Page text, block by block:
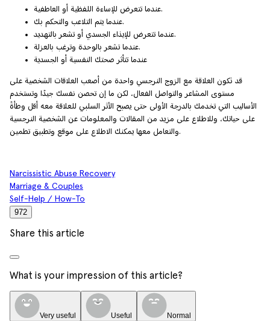
عندما تتعرض للإساءة اللفظية أو العاطفية.
عندما يتم التلاعب والتحكم بك.
عندما تتعرض للإيذاء الجسدي أو تشعر بالتهديد.
عندما تشعر بالوحدة وترغب بالعزلة.
عندما تتأثر صحتك النفسية أو الجسدية
قد تكون العلاقة مع الزوج النرجسي واحدة من أصعب العلاقات الشخصية على
مستوى المشاعر والتواصل الفعال، لكن ما إن تحصن نفسك جيدًا وتستخدم
الأساليب التي تخدمك بالدرجة الأولى حتى يصبح الأثر السلبي للعلاقة معه أقل وطأةً
على حياتك، وللاطلاع على مزيد من المقالات والمعلومات عن الشخصية النرجسية
والتعامل معها يمكنك الاطلاع على موقع وتطبيق تطمين.
Narcissistic Abuse Recovery
Marriage & Couples
Self-Help / How-To
972
Share this article
What is your impression of this article?
Very useful Useful Normal